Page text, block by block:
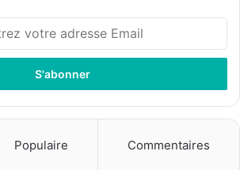
Populaire Commentaires